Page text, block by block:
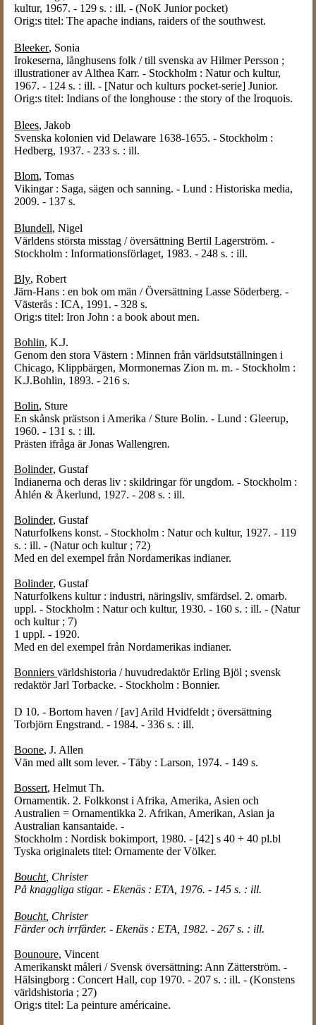
kultur, 1967. - 129 s. : ill. - (NoK Junior pocket)
Orig:s titel: The apache indians, raiders of the southwest.
Bleeker, Sonia
Irokeserna, långhusens folk / till svenska av Hilmer Persson ;
illustrationer av Althea Karr. - Stockholm : Natur och kultur,
1967. - 124 s. : ill. - [Natur och kulturs pocket-serie] Junior.
Orig:s titel: Indians of the longhouse : the story of the Iroquois.
Blees, Jakob
Svenska kolonien vid Delaware 1638-1655. - Stockholm :
Hedberg, 1937. - 233 s. : ill.
Blom, Tomas
Vikingar : Saga, sägen och sanning. - Lund : Historiska media,
2009. - 137 s.
Blundell, Nigel
Världens största misstag / översättning Bertil Lagerström. -
Stockholm : Informationsförlaget, 1983. - 248 s. : ill.
Bly, Robert
Järn-Hans : en bok om män / Översättning Lasse Söderberg. -
Västerås : ICA, 1991. - 328 s.
Orig:s titel: Iron John : a book about men.
Bohlin, K.J.
Genom den stora Västern : Minnen från världsutställningen i
Chicago, Klippbärgen, Mormonernas Zion m. m. - Stockholm :
K.J.Bohlin, 1893. - 216 s.
Bolin, Sture
En skånsk prästson i Amerika / Sture Bolin. - Lund : Gleerup,
1960. - 131 s. : ill.
Prästen ifråga är Jonas Wallengren.
Bolinder, Gustaf
Indianerna och deras liv : skildringar för ungdom. - Stockholm :
Åhlén & Åkerlund, 1927. - 208 s. : ill.
Bolinder, Gustaf
Naturfolkens konst. - Stockholm : Natur och kultur, 1927. - 119
s. : ill. - (Natur och kultur ; 72)
Med en del exempel från Nordamerikas indianer.
Bolinder, Gustaf
Naturfolkens kultur : industri, näringsliv, smfärdsel. 2. omarb.
uppl. - Stockholm : Natur och kultur, 1930. - 160 s. : ill. - (Natur
och kultur ; 7)
1 uppl. - 1920.
Med en del exempel från Nordamerikas indianer.
Bonniers världshistoria / huvudredaktör Erling Bjöl ; svensk
redaktör Jarl Torbacke. - Stockholm : Bonnier.
D 10. - Bortom haven / [av] Arild Hvidfeldt ; översättning
Torbjörn Engstrand. - 1984. - 336 s. : ill.
Boone, J. Allen
Vän med allt som lever. - Täby : Larson, 1974. - 149 s.
Bossert, Helmut Th.
Ornamentik. 2. Folkkonst i Afrika, Amerika, Asien och
Australien = Ornamentikka 2. Afrikan, Amerikan, Asian ja
Australian kansantaide. -
Stockholm : Nordisk bokimport, 1980. - [42] s 40 + 40 pl.bl
Tyska originalets titel: Ornamente der Völker.
Boucht, Christer
På knaggliga stigar. - Ekenäs : ETA, 1976. - 145 s. : ill.
Boucht, Christer
Färder och irrfärder. - Ekenäs : ETA, 1982. - 267 s. : ill.
Bounoure, Vincent
Amerikanskt måleri / Svensk översättning: Ann Zätterström. -
Hälsingborg : Concert Hall, cop 1970. - 207 s. : ill. - (Konstens
världshistoria ; 27)
Orig:s titel: La peinture américaine.